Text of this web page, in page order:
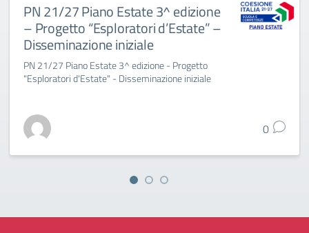
PN 21/27 Piano Estate 3^ edizione
– Progetto “Esploratori d’Estate” –
Disseminazione iniziale
PN 21/27 Piano Estate 3^ edizione - Progetto
"Esploratori d'Estate" - Disseminazione iniziale
0